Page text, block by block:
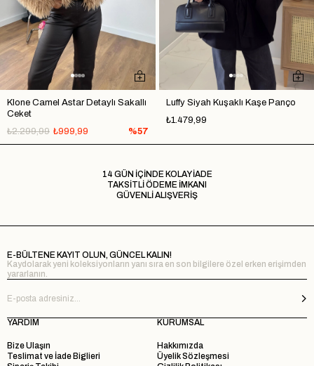
Klone Camel Astar Detaylı Sakallı
Ceket
₺999,99
₺2.299,99 %57
Luffy Siyah Kuşaklı Kaşe Panço
₺1.479,99
14 GÜN İÇİNDE KOLAY İADE
TAKSİTLİ ÖDEME İMKANI
GÜVENLİ ALIŞVERİŞ
E-BÜLTENE KAYIT OLUN, GÜNCEL KALIN!
Kaydolarak yeni koleksiyonların yanı sıra en son bilgilere özel erken erişimden
yararlanın.
YARDIM
Bize Ulaşın
Teslimat ve İade Biglieri
KURUMSAL
Hakkımızda
Üyelik Sözleşmesi